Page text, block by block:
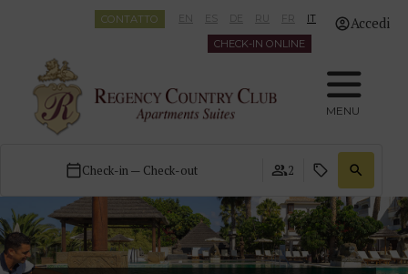
Accedi
EN ES DE RU FR IT
CONTATTO
CHECK-IN ONLINE
MENU
Check-in — Check-out 2